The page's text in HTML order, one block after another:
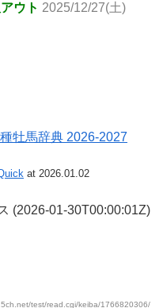
ウト 2025/12/27(土)
牡馬辞典 2026-2027
at 2026.01.02
(2026-01-30T00:00:01Z)
test/read.cgi/keiba/1766820306/